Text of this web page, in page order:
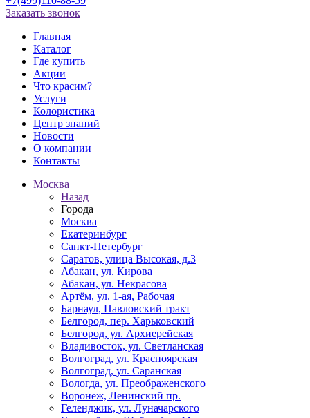
Заказать звонок
Главная
Каталог
Где купить
Акции
Что красим?
Услуги
Колористика
Центр знаний
Новости
О компании
Контакты
Москва
Назад
Города
Москва
Екатеринбург
Санкт-Петербург
Саратов, улица Высокая, д.3
Абакан, ул. Кирова
Абакан, ул. Некрасова
Артём, ул. 1-ая, Рабочая
Барнаул, Павловский тракт
Белгород, пер. Харьковский
Белгород, ул. Архиерейская
Владивосток, ул. Светланская
Волгоград, ул. Красноярская
Волгоград, ул. Саранская
Вологда, ул. Преображенского
Воронеж, Ленинский пр.
Геленджик, ул. Луначарского